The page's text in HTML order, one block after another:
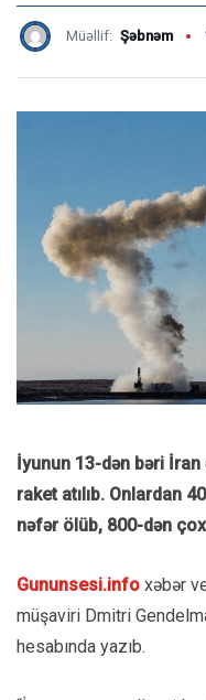
Müəllif: Şəbnəm
İyunun 13-dən bəri
raket atılıb. Onlardan
nəfər ölüb, 800-dən
Gununsesi.info xəbər
müşaviri Dmitri
hesabında yazıb.